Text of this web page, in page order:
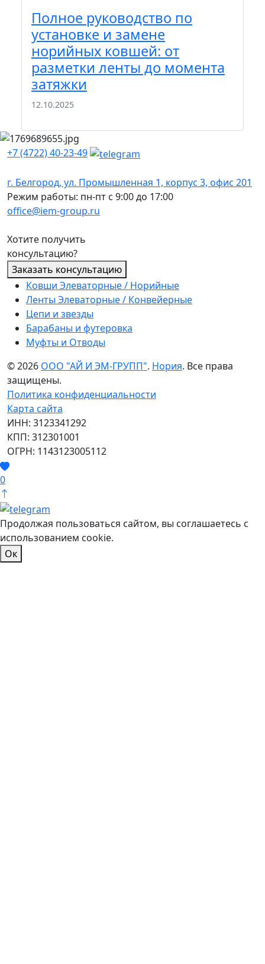
Полное руководство по
установке и замене
норийных ковшей: от
разметки ленты до момента
затяжки
12.10.2025
+7 (4722) 40-23-49
г. Белгород, ул. Промышленная 1, корпус 3, офис 201
Режим работы: пн-пт с 9:00 до 17:00
office@iem-group.ru
Хотите получить
консультацию?
Заказать консультацию
Ковши Элеваторные / Норийные
Ленты Элеваторные / Конвейерные
Цепи и звезды
Барабаны и футеровка
Муфты и Отводы
© 2026 ООО "АЙ И ЭМ-ГРУПП". Нория. Все права
защищены.
Политика конфиденциальности
Карта сайта
ИНН: 3123341292
КПП: 312301001
ОГРН: 1143123005112
0
Продолжая пользоваться сайтом, вы соглашаетесь с
использованием cookie.
Ок